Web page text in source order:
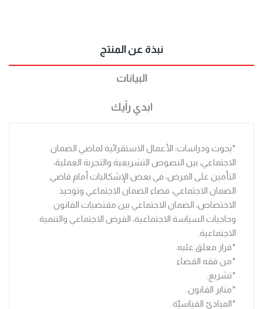
نبذة عن المنتج
البيانات
ابدي رأيك
*بحوث ودراسات: الأعمال الاستقرائية لماضي الضمان
الاجتماعي، بين النصوص التشريعية والتجربة العملية،
التأمين على المرض، في بعض الإشكاليات أمام قاضي
الضمان الاجتماعي، قضاء الضمان الاجتماعي وتوحيد
الاختصاص، الضمان الاجتماعي بين مقتضيات القانون
وحاجيات السياسة الاجتماعية، القرض الاجتماعي والتنمية
الاجتماعية.
*قرار معلق عليه.
*من فقه القضاء.
*تشريع.
*منابر القانون.
*المبادئ القياسيّة.